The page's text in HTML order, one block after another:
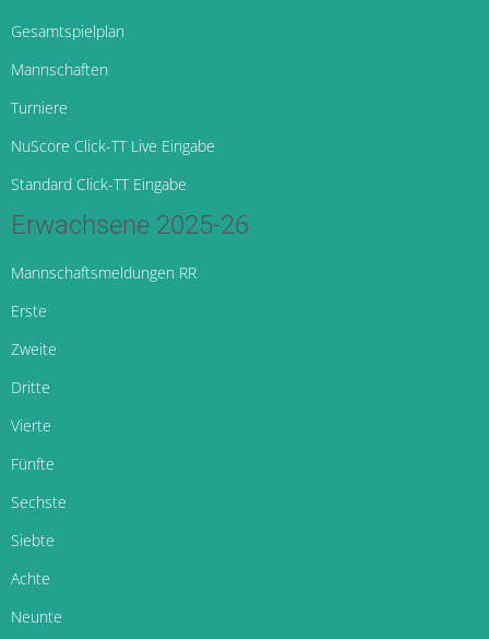
Gesamtspielplan
Mannschaften
Turniere
NuScore Click-TT Live Eingabe
Standard Click-TT Eingabe
Erwachsene 2025-26
Mannschaftsmeldungen RR
Erste
Zweite
Dritte
Vierte
Fünfte
Sechste
Siebte
Achte
Neunte